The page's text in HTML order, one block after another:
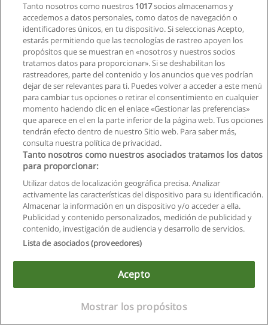
Reglas de uso
Privacidad de datos
Copyright © Educaedu Business S.L. - CIF : B-95610580: -
www.educaedu.com.ec
Tanto nosotros como nuestros 1017socios almacenamos y
accedemos a datos personales, como datos de navegación o
identificadores únicos, en tu dispositivo. Si seleccionas Acepto,
estarás permitiendo que las tecnologías de rastreo apoyen los
propósitos que se muestran en «nosotros y nuestros socios
tratamos datos para proporcionar». Si se deshabilitan los
rastreadores, parte del contenido y los anuncios que ves podrían
dejar de ser relevantes para ti. Puedes volver a acceder a este menú
para cambiar tus opciones o retirar el consentimiento en cualquier
momento haciendo clic en el enlace «Gestionar las preferencias»
que aparece en el en la parte inferior de la página web. Tus opciones
tendrán efecto dentro de nuestro Sitio web. Para saber más,
consulta nuestra política de privacidad.
Tanto nosotros como nuestros asociados tratamos los datos
para proporcionar:
Utilizar datos de localización geográfica precisa. Analizar
activamente las características del dispositivo para su identificación.
Almacenar la información en un dispositivo y/o acceder a ella.
Publicidad y contenido personalizados, medición de publicidad y
contenido, investigación de audiencia y desarrollo de servicios.
Lista de asociados (proveedores)
Acepto
Mostrar los propósitos